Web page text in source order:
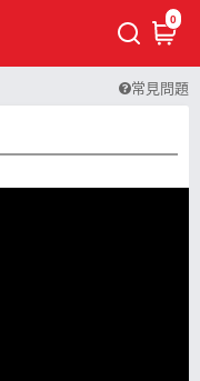
0
常見問題